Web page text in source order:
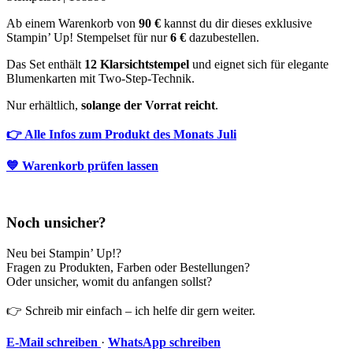
Ab einem Warenkorb von 90 € kannst du dir dieses exklusive
Stampin’ Up! Stempelset für nur6 € dazubestellen.
Das Set enthält 12 Klarsichtstempel und eignet sich für elegante
Blumenkarten mit Two-Step-Technik.
Nur erhältlich, solange der Vorrat reicht.
👉 Alle Infos zum Produkt des Monats Juli
💙 Warenkorb prüfen lassen
Noch unsicher?
Neu bei Stampin’ Up!?
Fragen zu Produkten, Farben oder Bestellungen?
Oder unsicher, womit du anfangen sollst?
👉 Schreib mir einfach – ich helfe dir gern weiter.
E-Mail schreiben · WhatsApp schreiben